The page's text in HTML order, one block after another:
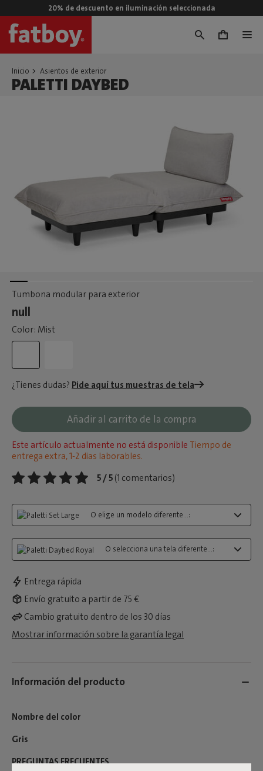
20% de descuento en iluminación seleccionada
0
Inicio Asientos de exterior
PALETTI DAYBED
Tumbona modular para exterior
null
Color: Mist
¿Tienes dudas? Pide aquí tus muestras de tela
Añadir al carrito de la compra
Este artículo actualmente no está disponible Tiempo de
entrega extra, 1-2 dias laborables.
5 / 5 (1 comentarios)
O elige un modelo diferente...:
O selecciona una tela diferente...:
Entrega rápida
Envío gratuito a partir de 75 €
Cambio gratuito dentro de los 30 días
Mostrar información sobre la garantía legal
Información del producto
Nombre del color
Gris
PREGUNTAS FRECUENTES